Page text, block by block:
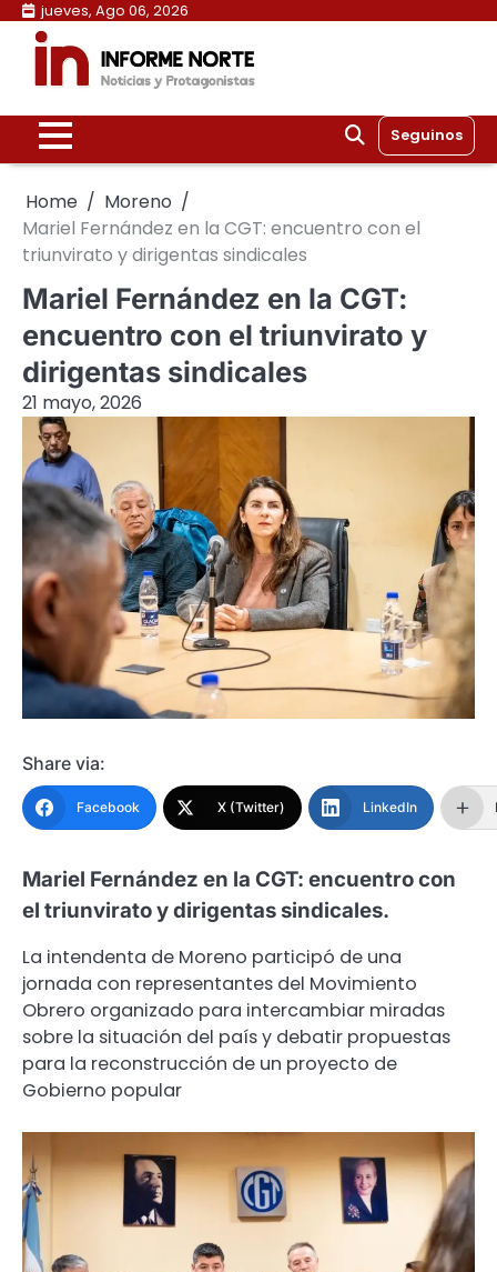
Skip
content
jueves, Ago 06, 2026
Seguinos
Home
Moreno
Mariel Fernández en la CGT: encuentro con el
triunvirato y dirigentas sindicales
Mariel Fernández en la CGT:
encuentro con el triunvirato y
dirigentas sindicales
21 mayo, 2026
Share via:
Facebook X (Twitter) LinkedIn
Mariel Fernández en la CGT: encuentro con
el triunvirato y dirigentas sindicales.
La intendenta de Moreno participó de una
jornada con representantes del Movimiento
Obrero organizado para intercambiar miradas
sobre la situación del país y debatir propuestas
para la reconstrucción de un proyecto de
Gobierno popular